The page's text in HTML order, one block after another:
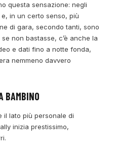
questa sensazione: negli
e, in un certo senso, più
di gara, secondo tanti, sono
non bastasse, c’è anche la
e dati fino a notte fonda,
nemmeno davvero
BAMBINO
il lato più personale di
inizia prestissimo,